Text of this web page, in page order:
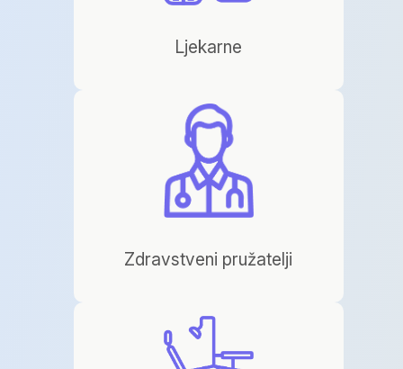
Ljekarne
Zdravstveni pružatelji